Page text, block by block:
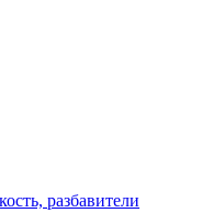
разбавители